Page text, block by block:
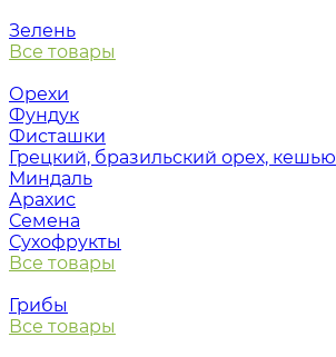
Зелень
Все товары
Орехи
Фундук
Фисташки
Грецкий, бразильский орех, кешью
Миндаль
Арахис
Семена
Сухофрукты
Все товары
Грибы
Все товары